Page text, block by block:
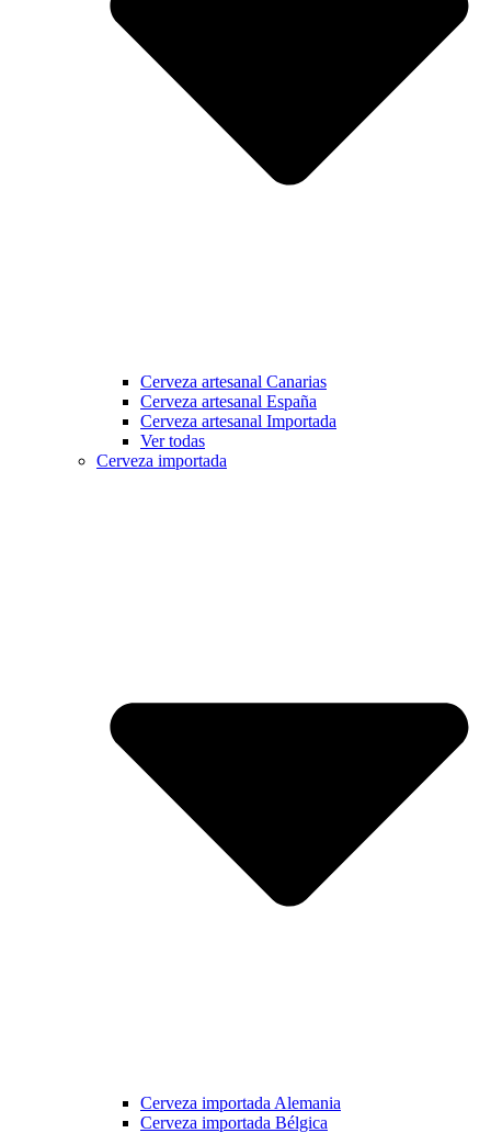
Cerveza artesanal Canarias
Cerveza artesanal España
Cerveza artesanal Importada
Ver todas
Cerveza importada
Cerveza importada Alemania
Cerveza importada Bélgica